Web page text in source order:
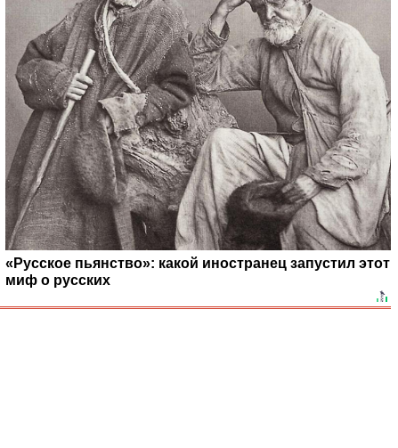
«Русское пьянство»: какой иностранец запустил этот
миф о русских